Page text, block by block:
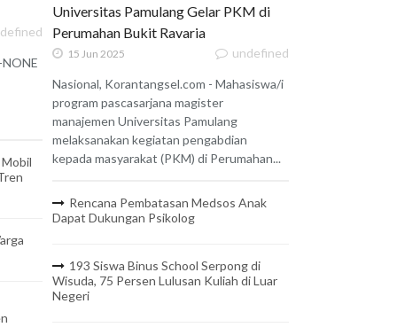
Universitas Pamulang Gelar PKM di
Perumahan Bukit Ravaria
15 Jun 2025 undefined
Nasional, Korantangsel.com - Mahasiswa/i
program pascasarjana magister
manajemen Universitas Pamulang
melaksanakan kegiatan pengabdian
kepada masyarakat (PKM) di Perumahan...
Rencana Pembatasan Medsos Anak
Dapat Dukungan Psikolog
193 Siswa Binus School Serpong di
Wisuda, 75 Persen Lulusan Kuliah di Luar
Negeri